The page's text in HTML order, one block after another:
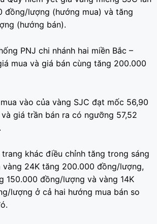
đồng/lượng (hướng mua) và tăng
(hướng bán).
PNJ chi nhánh hai miền Bắc –
mua và giá bán cùng tăng 200.000
vào của vàng SJC đạt mốc 56,90
giá trần bán ra có ngưỡng 57,52
khác điều chỉnh tăng trong sáng
vàng 24K tăng 200.000 đồng/lượng,
150.000 đồng/lượng và vàng 14K
lượng ở cả hai hướng mua bán so